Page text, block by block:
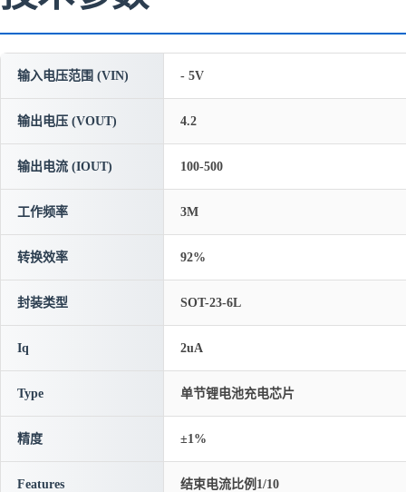
输入电压范围 (VIN) - 5V
输出电压 (VOUT) 4.2
输出电流 (IOUT) 100-500
工作频率 3M
转换效率 92%
封装类型 SOT-23-6L
Iq 2uA
Type 单节锂电池充电芯片
精度 ±1%
Features 结束电流比例1/10